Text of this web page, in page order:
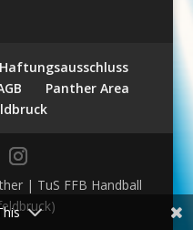
Haftungsausschluss
Panther Area
| TuS FFB Handball